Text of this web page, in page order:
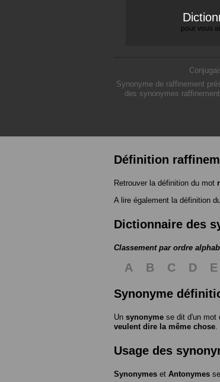
pour vous
Synonyme de raffinement
des synonymes
Définition
Retrouver la définition du mot
A lire également la définition
Dictionnaire des
Classement par ordre
A B C D E
Synonyme
Un synonyme se dit d'un mot
veulent dire la même chose
Usage des
Synonymes et Antonymes